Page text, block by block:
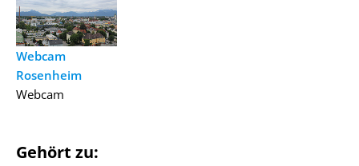
Webcam
Rosenheim
Webcam
Gehört zu: